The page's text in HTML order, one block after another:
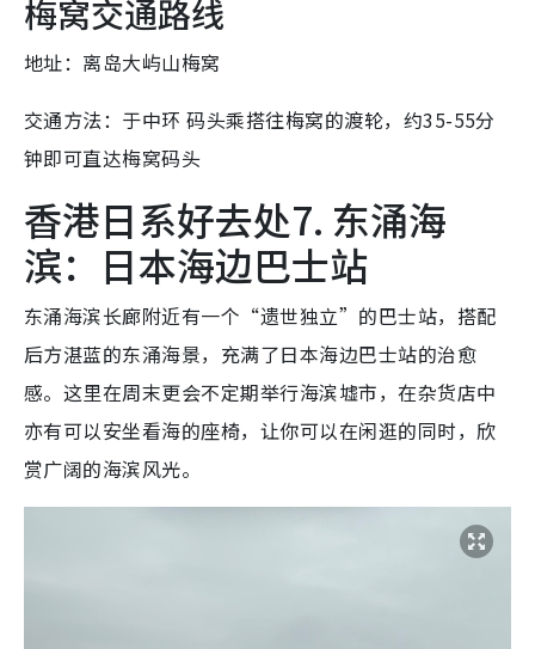
梅窝交通路线
地址：离岛大屿山梅窝
交通方法：于中环 码头乘搭往梅窝的渡轮，约35-55分
钟即可直达梅窝码头
香港日系好去处7. 东涌海
滨：日本海边巴士站
东涌海滨长廊附近有一个“遗世独立”的巴士站，搭配
后方湛蓝的东涌海景，充满了日本海边巴士站的治愈
感。这里在周末更会不定期举行海滨墟市，在杂货店中
亦有可以安坐看海的座椅，让你可以在闲逛的同时，欣
赏广阔的海滨风光。